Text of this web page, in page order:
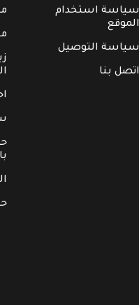
سياسة استخدام
الموقع
سياسة التوصيل
اتصل بنا